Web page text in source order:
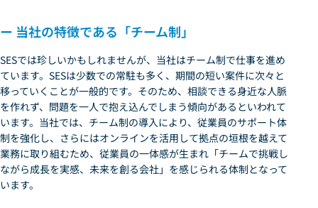
ー 当社の特徴である「チーム制」
SESでは珍しいかもしれませんが、当社はチーム制で仕事を進め
ています。SESは少数での常駐も多く、期間の短い案件に次々と
移っていくことが一般的です。そのため、相談できる身近な人脈
を作れず、問題を一人で抱え込んでしまう傾向があるといわれて
います。当社では、チーム制の導入により、従業員のサポート体
制を強化し、さらにはオンラインを活用して拠点の垣根を越えて
業務に取り組むため、従業員の一体感が生まれ「チームで挑戦し
ながら成長を実感、未来を創る会社」を感じられる体制となって
います。